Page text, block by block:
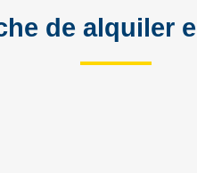
de alquiler